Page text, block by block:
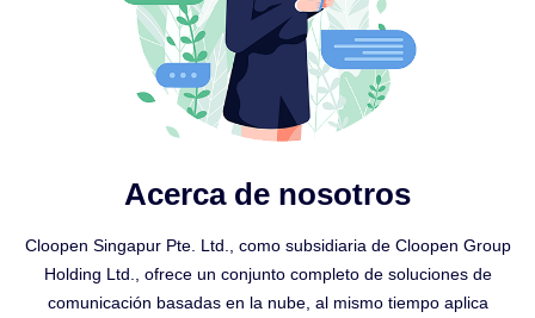
Acerca de nosotros
Cloopen Singapur Pte. Ltd., como subsidiaria de Cloopen Group
Holding Ltd., ofrece un conjunto completo de soluciones de
comunicación basadas en la nube, al mismo tiempo aplica